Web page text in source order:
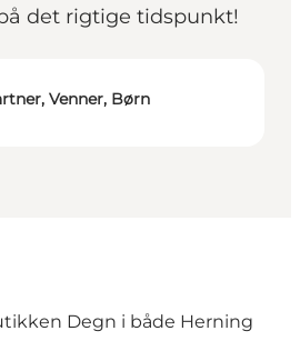
det rigtige tidspunkt!
Venner, Børn
Degn i både Herning